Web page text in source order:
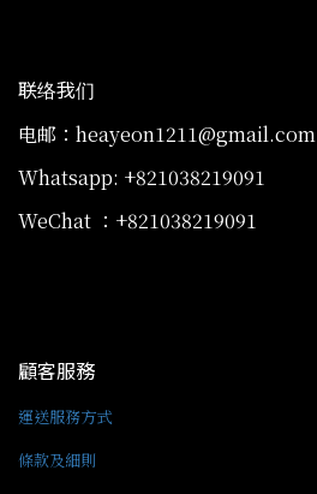
联络我们
电邮：heayeon1211@gmail.com
Whatsapp: +821038219091
WeChat ：+821038219091
顧客服務
運送服務方式
條款及細則